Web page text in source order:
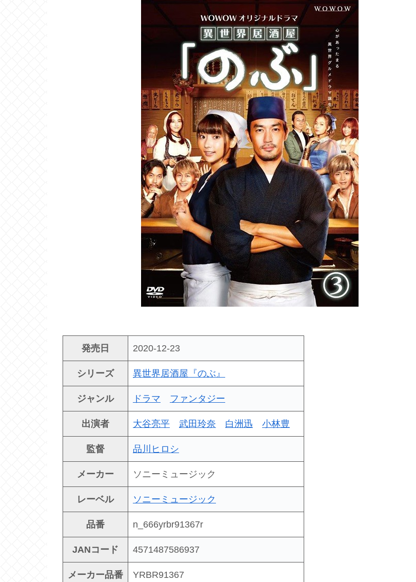
発売日 2020-12-23
シリーズ 異世界居酒屋『のぶ』
ジャンル ドラマ ファンタジー
出演者 大谷亮平 武田玲奈 白洲迅 小林豊
監督 品川ヒロシ
メーカー ソニーミュージック
レーベル ソニーミュージック
品番 n_666yrbr91367r
JANコード 4571487586937
メーカー品番 YRBR91367